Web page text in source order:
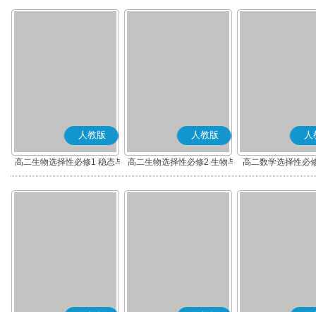
人教版
高二生物选择性必修1 稳态与
调节
人教版
高二生物选择性必修2 生物与
环境
人
高二数学选择性必
(A版)